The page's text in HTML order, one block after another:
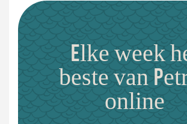
Elke week
beste van
online